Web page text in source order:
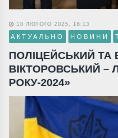
18 ЛЮТОГО 2025, 16:13
АКТУАЛЬНО НОВИНИ
ПОЛІЦЕЙСЬКИЙ ТА
ВІКТОРОВСЬКИЙ –
РОКУ-2024»